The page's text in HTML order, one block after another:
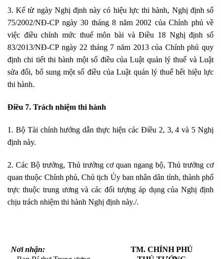
3. Kể từ ngày Nghị định này có hiệu lực thi hành, Nghị định số
75/2002/NĐ-CP ngày 30 tháng 8 năm 2002 của Chính phủ về
việc điều chỉnh mức thuế môn bài vàĐiều 18 Nghị định số
83/2013/NĐ-CP ngày 22 tháng 7 năm 2013 của Chính phủ quy
định chi tiết thi hành một số điều của Luật quản lý thuế và Luật
sửa đổi, bổ sung một số điều của Luật quản lý thuế hết hiệulực
thi hành.
Điều 7. Trách nhiệm thi hành
1. Bộ Tài chính hướng dẫn thực hiện các Điều 2, 3, 4 và 5 Nghị
định này.
2. Các Bộ trưởng, Thủ trưởng cơ quan ngang bộ, Thủ trưởng cơ
quan thuộc Chính phủ, Chủ tịch Ủy ban nhân dân tỉnh, thành phố
trực thuộc trung ương và các đối tượng áp dụng của Nghị định
chịu trách nhiệm thi hành Nghị định này./.
Nơi nhận:
TM. CHÍNH PHỦ